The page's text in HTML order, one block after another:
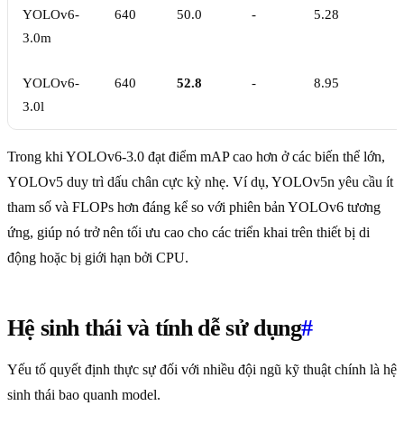
YOLOv6-
3.0m
640 50.0 - 5.28
YOLOv6-
3.0l
640 52.8 - 8.95
Trong khi YOLOv6-3.0 đạt điểm mAP cao hơn ở các biến thể lớn,
YOLOv5 duy trì dấu chân cực kỳ nhẹ. Ví dụ, YOLOv5n yêu cầu ít
tham số và FLOPs hơn đáng kể so với phiên bản YOLOv6 tương
ứng, giúp nó trở nên tối ưu cao cho các triển khai trên thiết bị di
động hoặc bị giới hạn bởi CPU.
Hệ sinh thái và tính dễ sử dụng#
Yếu tố quyết định thực sự đối với nhiều đội ngũ kỹ thuật chính là hệ
sinh thái bao quanh model.